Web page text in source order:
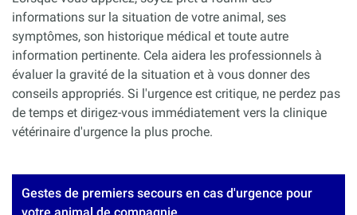
informations sur la situation de votre animal, ses
symptômes, son historique médical et toute autre
information pertinente. Cela aidera les professionnels à
évaluer la gravité de la situation et à vous donner des
conseils appropriés. Si l'urgence est critique, ne perdez pas
de temps et dirigez-vous immédiatement vers la clinique
vétérinaire d'urgence la plus proche.
Gestes de premiers secours en cas d'urgence pour